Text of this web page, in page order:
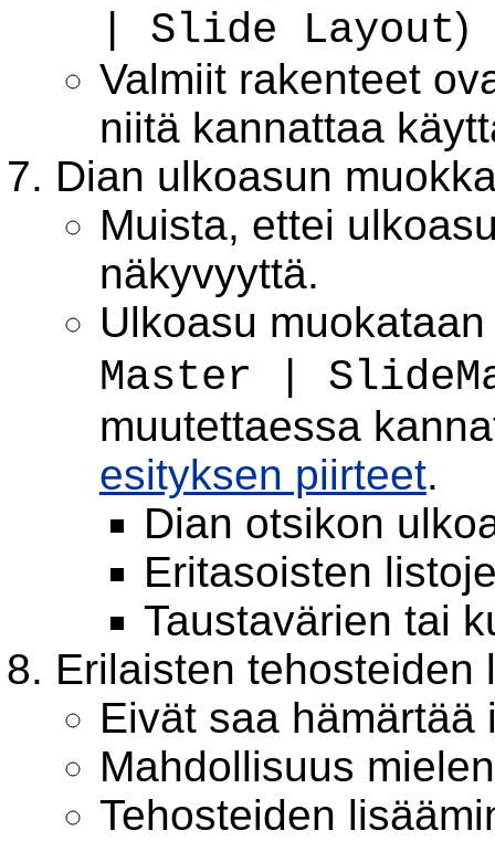
| Slide Layout)
Valmiit rakenteet
niitä kannattaa
Dian ulkoasun
Muista, ettei
näkyvyyttä.
Ulkoasu
Master |
muutettaessa
esityksen piirteet.
Dian otsikon
Eritasoisten
Taustavärien tai
Erilaisten tehosteiden
Eivät saa hämärtää
Mahdollisuus
Tehosteiden